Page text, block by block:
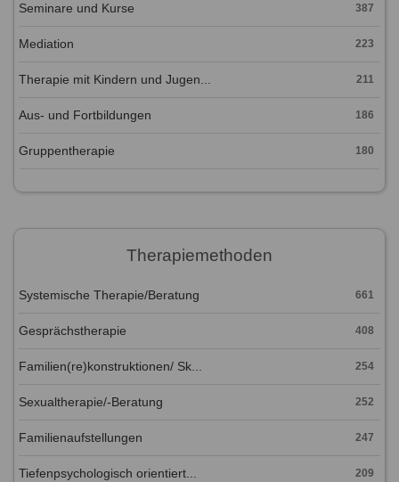
Seminare und Kurse 387
Mediation 223
Therapie mit Kindern und Jugen... 211
Aus- und Fortbildungen 186
Gruppentherapie 180
Therapiemethoden
Systemische Therapie/Beratung 661
Gesprächstherapie 408
Familien(re)konstruktionen/ Sk... 254
Sexualtherapie/-Beratung 252
Familienaufstellungen 247
Tiefenpsychologisch orientiert... 209